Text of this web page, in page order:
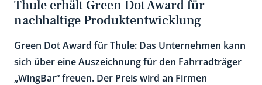
Thule erhält Green Dot Award für
nachhaltige Produktentwicklung
Green Dot Award für Thule: Das Unternehmen kann
sich über eine Auszeichnung für den Fahrradträger
„WingBar“ freuen. Der Preis wird an Firmen